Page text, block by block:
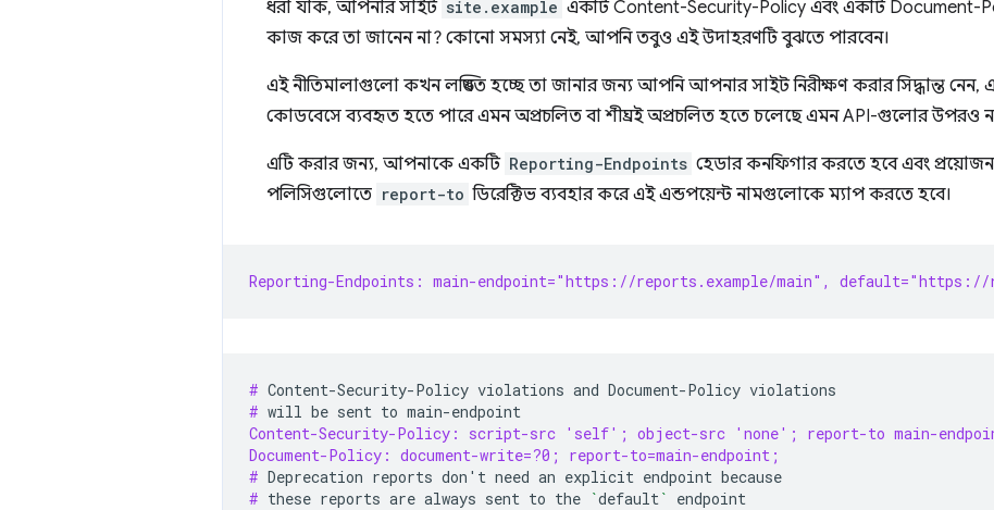
ধরা যাক, আপনার সাইট site.example একটি Content-Security-Policy এবং একটি
কাজ করে তা জানেন না? কোনো সমস্যা নেই, আপনি তবুও এই উদাহরণটি বুঝতে পারবেন।
এই নীতিমালাগুলো কখন লঙ্ঘিত হচ্ছে তা জানার জন্য আপনি আপনার সাইট নিরীক্ষণ করার সিদ্ধান্ত
কোডবেসে ব্যবহৃত হতে পারে এমন অপ্রচলিত বা শীঘ্রই অপ্রচলিত হতে চলেছে এমন API-গুলোর উপরও
এটি করার জন্য, আপনাকে একটি Reporting-Endpoints হেডার কনফিগার করতে হবে এবং
পলিসিগুলোতে report-to ডিরেক্টিভ ব্যবহার করে এই এন্ডপয়েন্ট নামগুলোকে ম্যাপ করতে হবে।
Reporting-Endpoints: main-endpoint="https://reports.example/main", default="https://
# Content-Security-Policy violations and Document-Policy
# will be sent to
Content-Security-Policy: script-src 'self'; object-src 'none'; report-to main-
Document-Policy: document-write=?0; report-to=main-endpoint;
# Deprecation reports don ' t need an explicit endpoint
# these reports are always sent to the `default`